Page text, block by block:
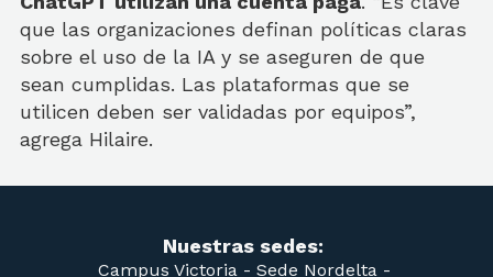
que las organizaciones definan políticas claras
sobre el uso de la IA y se aseguren de que
sean cumplidas. Las plataformas que se
utilicen deben ser validadas por equipos”,
agrega Hilaire.
Nuestras sedes:
Campus Victoria - Sede Nordelta -